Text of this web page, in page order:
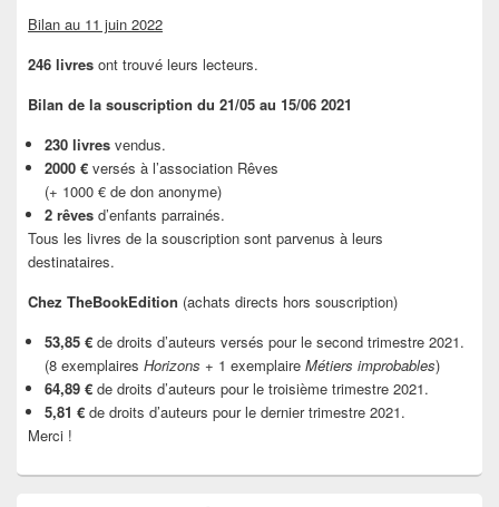
Bilan au 11 juin 2022
246 livres ont trouvé leurs lecteurs.
Bilan de la souscription du 21/05 au 15/06 2021
230 livres vendus.
2000 € versés à l’association Rêves
(+ 1000 € de don anonyme)
2 rêves d’enfants parrainés.
Tous les livres de la souscription sont parvenus à leurs
destinataires.
Chez TheBookEdition (achats directs hors souscription)
53,85 € de droits d’auteurs versés pour le second trimestre 2021.
(8 exemplaires Horizons + 1 exemplaire Métiers improbables)
64,89 € de droits d’auteurs pour le troisième trimestre 2021.
5,81 € de droits d’auteurs pour le dernier trimestre 2021.
Merci !